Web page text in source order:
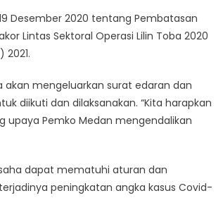
Desember 2020 tentang Pembatasan
Lintas Sektoral Operasi Lilin Toba 2020
akan mengeluarkan surat edaran dan
diikuti dan dilaksanakan. “Kita harapkan
upaya Pemko Medan mengendalikan
dapat mematuhi aturan dan
peningkatan angka kasus Covid-